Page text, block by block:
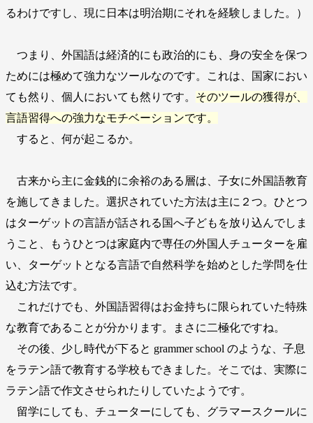
るわけですし、現に日本は明治期にそれを経験しました。）
つまり、外国語は経済的にも政治的にも、身の安全を保つ
ためには極めて強力なツールなのです。これは、国家におい
ても然り、個人においても然りです。 そのツールの獲得が、
言語習得への強力なモチベーションです。
すると、何が起こるか。
古来から主に金銭的に余裕のある層は、子女に外国語教育
を施してきました。選択されていた方法は主に２つ。ひとつ
はターゲットの言語が話される国へ子どもを放り込んでしま
うこと、もうひとつは家庭内で専任の外国人チューターを雇
い、ターゲットとなる言語で自然科学を始めとした学問を仕
込む方法です。
これだけでも、外国語習得はお金持ちに限られていた特殊
な教育であることが分かります。まさに二極化ですね。
その後、少し時代が下ると grammer school のような、子息
をラテン語で教育する学校もできました。そこでは、実際に
ラテン語で作文させられたりしていたようです。
留学にしても、チューターにしても、グラマースクールに